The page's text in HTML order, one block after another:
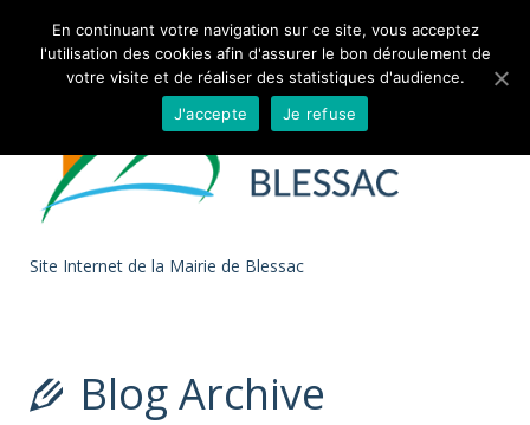
Site Internet de la Mairie de Blessac
Skip to
content
Blog Archive
En continuant votre navigation sur ce site, vous acceptez
l'utilisation des cookies afin d'assurer le bon déroulement de
votre visite et de réaliser des statistiques d'audience.
J'accepte
Je refuse